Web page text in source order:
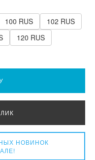
100 RUS
102 RUS
120 RUS
НОВИНОК